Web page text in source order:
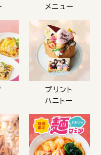
メニュー
プリント
ハニトー